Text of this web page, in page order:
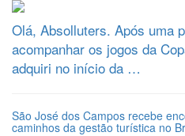
Olá, Absolluters. Após uma
acompanhar os jogos da
adquiri no início da …
São José dos Campos recebe
caminhos da gestão turística no